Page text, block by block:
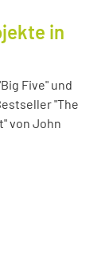
in
Five" und
"The
von John